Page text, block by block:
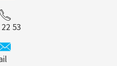
53
mail